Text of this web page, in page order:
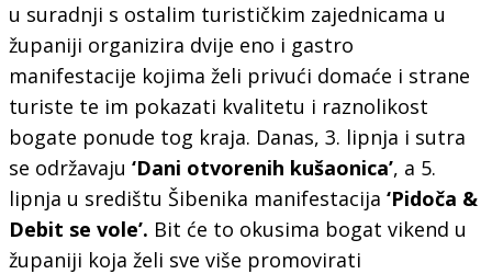
u suradnji s ostalim turističkim zajednicama u
županiji organizira dvije eno i gastro
manifestacije kojima želi privući domaće i strane
turiste te im pokazati kvalitetu i raznolikost
bogate ponude tog kraja. Danas, 3. lipnja i sutra
se održavaju ‘Dani otvorenih kušaonica’, a 5.
lipnja u središtu Šibenika manifestacija ‘Pidoča &
Debit se vole’. Bit će to okusima bogat vikend u
županiji koja želi sve više promovirati